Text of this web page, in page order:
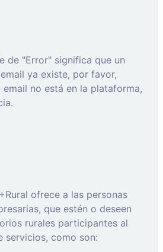
de "Error" significa que un
ya existe, por favor,
no está en la plataforma,
ofrece a las personas
que estén o deseen
rurales participantes al
servicios, como son: